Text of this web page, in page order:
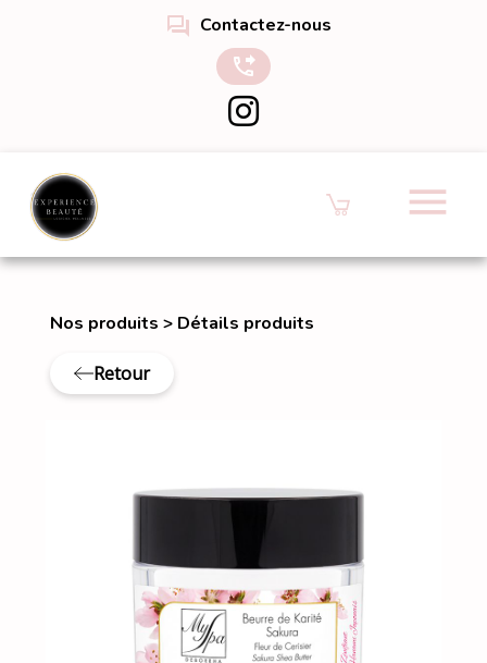
forum Contactez-nous
phone_forwarded
menu
Nos produits > Détails produits
Retour